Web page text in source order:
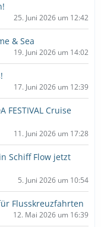
25. Juni 2026 um 12:42
& Sea
19. Juni 2026 um 14:02
17. Juni 2026 um 12:39
FESTIVAL Cruise
11. Juni 2026 um 17:28
Schiff Flow jetzt
5. Juni 2026 um 10:54
Flusskreuzfahrten
12. Mai 2026 um 16:39